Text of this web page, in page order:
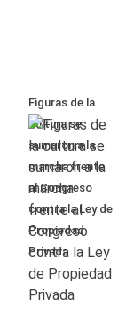
Figuras de la
cultura se
sumaron a la
marcha frente
al Congreso
contra la Ley de
Propiedad
Privada